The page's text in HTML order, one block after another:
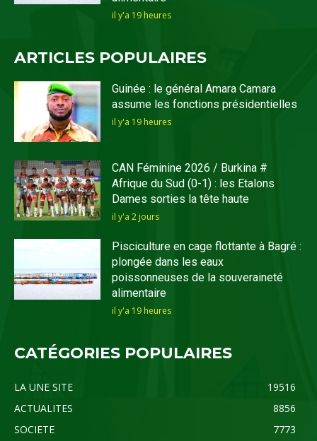
il y'a 19 heures
ARTICLES POPULAIRES
Guinée : le général Amara Camara
assume les fonctions présidentielles
il y'a 19 heures
CAN Féminine 2026 / Burkina #
Afrique du Sud (0-1) : les Etalons
Dames sorties la tête haute
il y'a 2 jours
Pisciculture en cage flottante à Bagré :
plongée dans les eaux
poissonneuses de la souveraineté
alimentaire
il y'a 19 heures
CATÉGORIES POPULAIRES
LA UNE SITE
19516
ACTUALITES
8856
SOCIETE
7773